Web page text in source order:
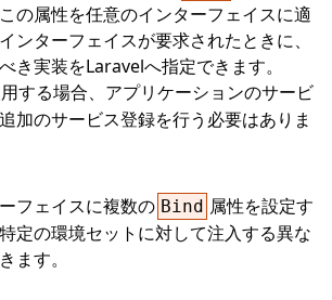
の属性を任意のインターフェイスに適
ンターフェイスが要求されたときに、
き実装をLaravelへ指定できます。
する場合、アプリケーションのサービ
加のサービス登録を行う必要はありま
フェイスに複数の Bind 属性を設定す
定の環境セットに対して注入する異な
ます。